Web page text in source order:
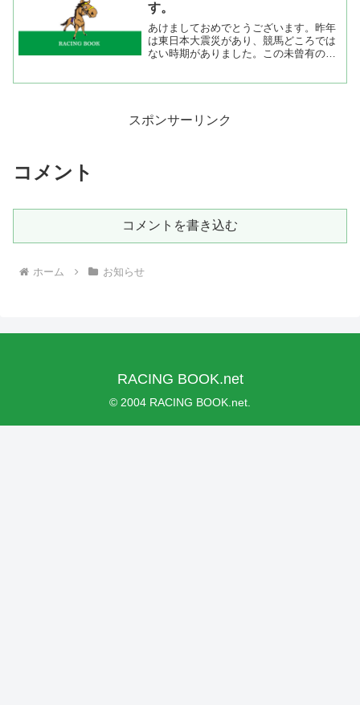
す。
あけましておめでとうございます。昨年
は東日本大震災があり、競馬どころでは
ない時期がありました。この未曾有の出
スポンサーリンク
コメント
コメントを書き込む
ホーム お知らせ
RACING BOOK.net
© 2004 RACING BOOK.net.